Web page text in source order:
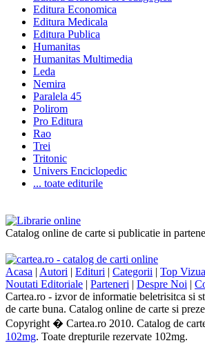
Editura Economica
Editura Medicala
Editura Publica
Humanitas
Humanitas Multimedia
Leda
Nemira
Paralela 45
Polirom
Pro Editura
Rao
Trei
Tritonic
Univers Enciclopedic
... toate editurile
Catalog online de carte si publicatie in
Acasa | Autori | Edituri | Categorii | Top
Noutati Editoriale | Parteneri | Despre Noi |
Cartea.ro - izvor de informatie beletrisitca si
de carte buna. Catalog online de carte si
Copyright � Cartea.ro 2010. Catalog de
102mg. Toate drepturile rezervate 102mg.